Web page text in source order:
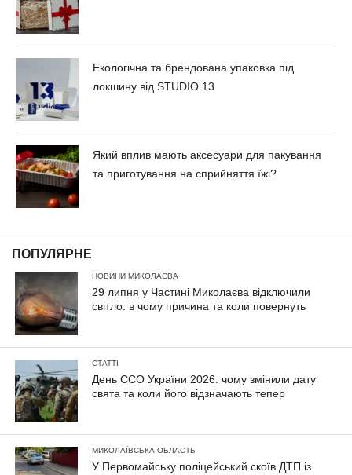
Екологічна та брендована упаковка під
локшину від STUDIO 13
Який вплив мають аксесуари для пакування
та приготування на сприйняття їжі?
ПОПУЛЯРНЕ
НОВИНИ МИКОЛАЄВА
29 липня у Частині Миколаєва відключили
світло: в чому причина та коли повернуть
СТАТТІ
День ССО України 2026: чому змінили дату
свята та коли його відзначають тепер
МИКОЛАЇВСЬКА ОБЛАСТЬ
У Первомайську поліцейський скоїв ДТП із